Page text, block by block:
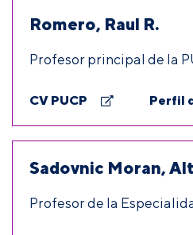
Romero, Raul R.
Profesor principal de la
CV PUCP Perfil
Sadovnic Moran,
Profesor de la